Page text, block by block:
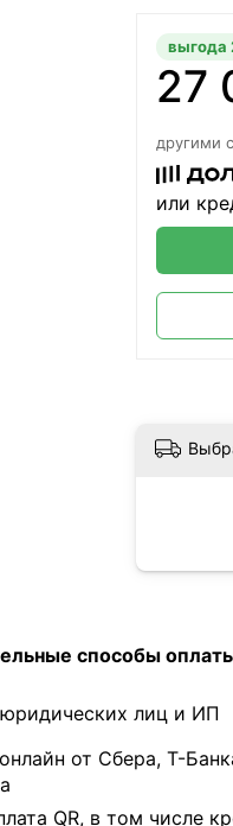
27
выгода
другими
или
способы
лиц и ИП
от Сбера, Т-
QR, в том числе